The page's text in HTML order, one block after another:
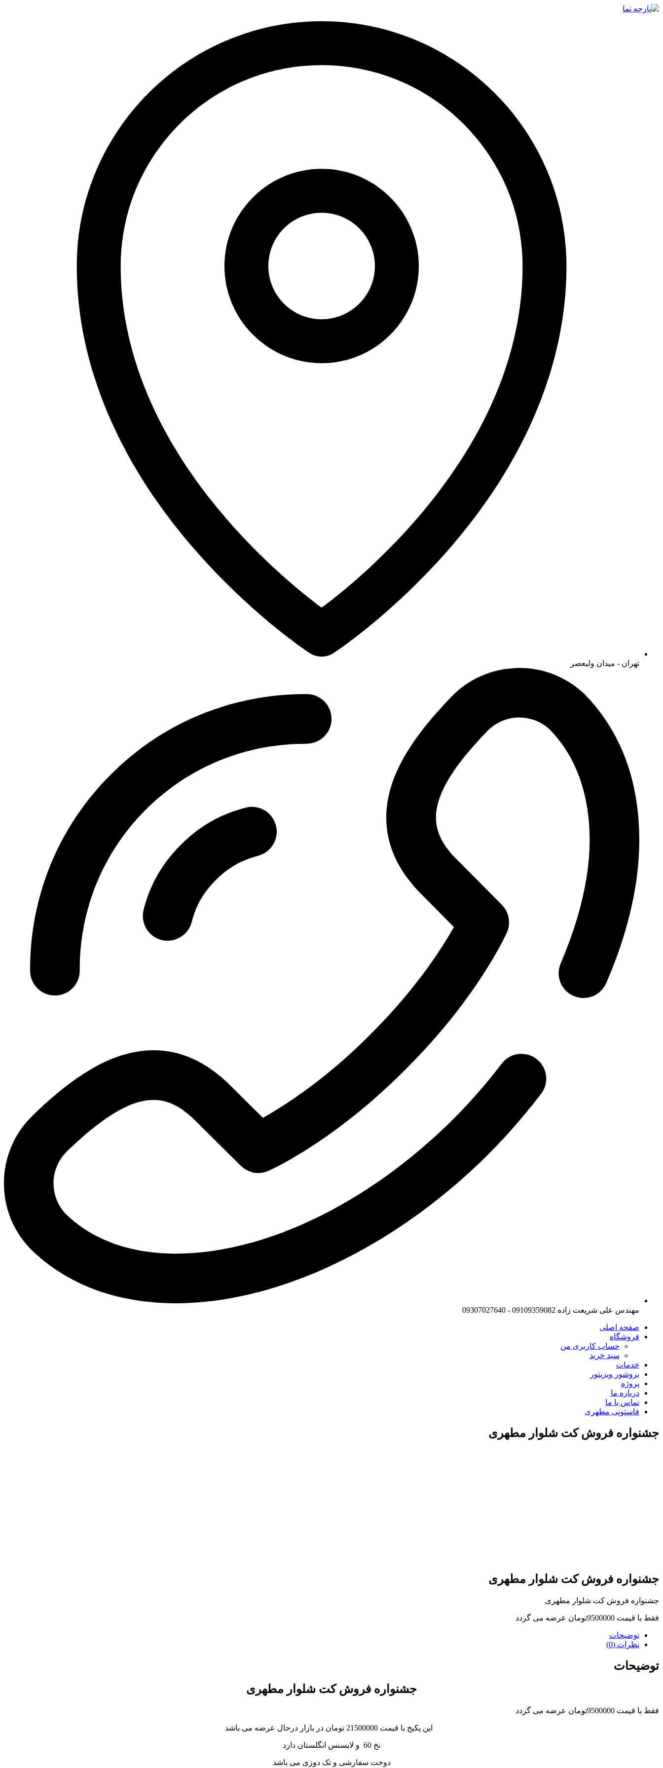
تهران - میدان ولیعصر
مهندس علی شریعت زاده 09109359082 - 09307027640
صفحه اصلی
فروشگاه
حساب کاربری من
سبد خرید
خدمات
بروشور ویزیتور
پروژه
درباره ما
تماس با ما
فاستونی مطهری
جشنواره فروش کت شلوار مطهری
جشنواره فروش کت شلوار مطهری
جشنواره فروش کت شلوار مطهری
فقط با قیمت 9500000تومان عرضه می گردد
توضیحات
نظرات (0)
توضیحات
جشنواره فروش کت شلوار مطهری
فقط با قیمت 9500000تومان عرضه می گردد
این پکیج با قیمت 21500000 تومان در بازار درحال عرضه می باشد
نخ 60 و لایسنس انگلستان دارد
دوخت سفارشی و تک دوزی می باشد